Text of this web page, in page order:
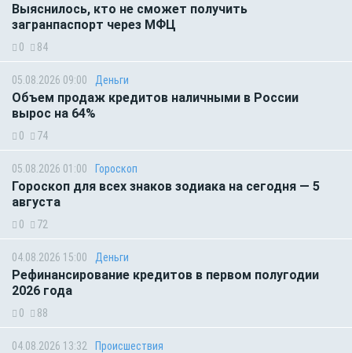
Выяснилось, кто не сможет получить
загранпаспорт через МФЦ
0 84
05.08.2026 09:00 Деньги
Объем продаж кредитов наличными в России
вырос на 64%
0 74
05.08.2026 01:00 Гороскоп
Гороскоп для всех знаков зодиака на сегодня — 5
августа
0 72
04.08.2026 15:00 Деньги
Рефинансирование кредитов в первом полугодии
2026 года
0 88
04.08.2026 13:32 Происшествия